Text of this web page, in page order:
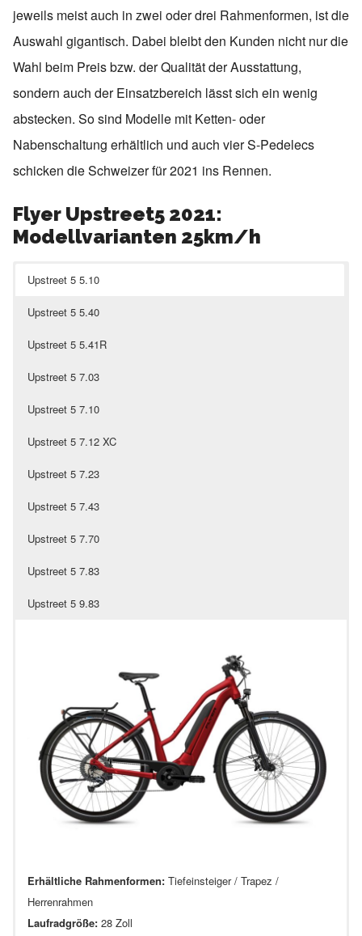
jeweils meist auch in zwei oder drei Rahmenformen, ist die
Auswahl gigantisch. Dabei bleibt den Kunden nicht nur die
Wahl beim Preis bzw. der Qualität der Ausstattung,
sondern auch der Einsatzbereich lässt sich ein wenig
abstecken. So sind Modelle mit Ketten- oder
Nabenschaltung erhältlich und auch vier S-Pedelecs
schicken die Schweizer für 2021 ins Rennen.
Flyer Upstreet5 2021:
Modellvarianten 25km/h
Upstreet 5 5.10
Upstreet 5 5.40
Upstreet 5 5.41R
Upstreet 5 7.03
Upstreet 5 7.10
Upstreet 5 7.12 XC
Upstreet 5 7.23
Upstreet 5 7.43
Upstreet 5 7.70
Upstreet 5 7.83
Upstreet 5 9.83
Erhältliche Rahmenformen: Tiefeinsteiger / Trapez /
Herrenrahmen
Laufradgröße: 28 Zoll